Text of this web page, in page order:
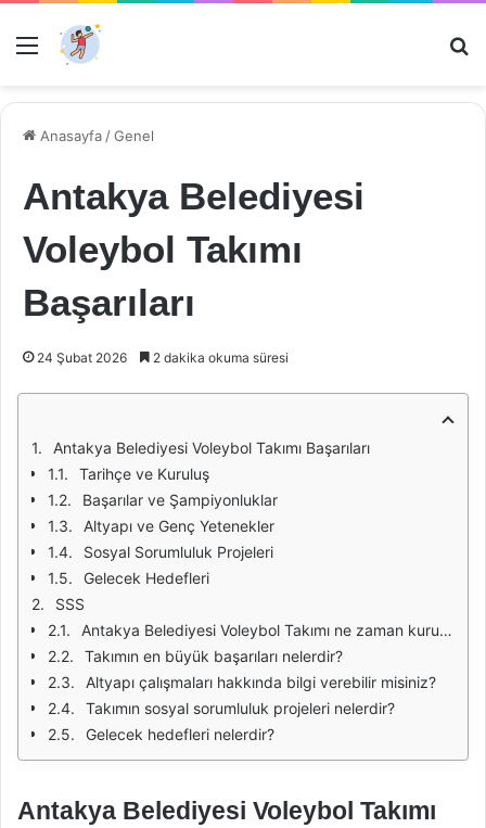
Menü
Anasayfa /Genel
Antakya Belediyesi
Voleybol Takımı
Başarıları
24 Şubat 2026 2 dakika okuma süresi
Antakya Belediyesi Voleybol Takımı Başarıları
Tarihçe ve Kuruluş
Başarılar ve Şampiyonluklar
Altyapı ve Genç Yetenekler
Sosyal Sorumluluk Projeleri
Gelecek Hedefleri
SSS
Antakya Belediyesi Voleybol Takımı ne zaman kuruldu?
Takımın en büyük başarıları nelerdir?
Altyapı çalışmaları hakkında bilgi verebilir misiniz?
Takımın sosyal sorumluluk projeleri nelerdir?
Gelecek hedefleri nelerdir?
Antakya Belediyesi Voleybol Takımı